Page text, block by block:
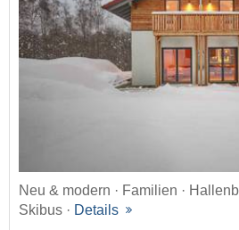
Neu & modern · Familien ·
Skibus · Details